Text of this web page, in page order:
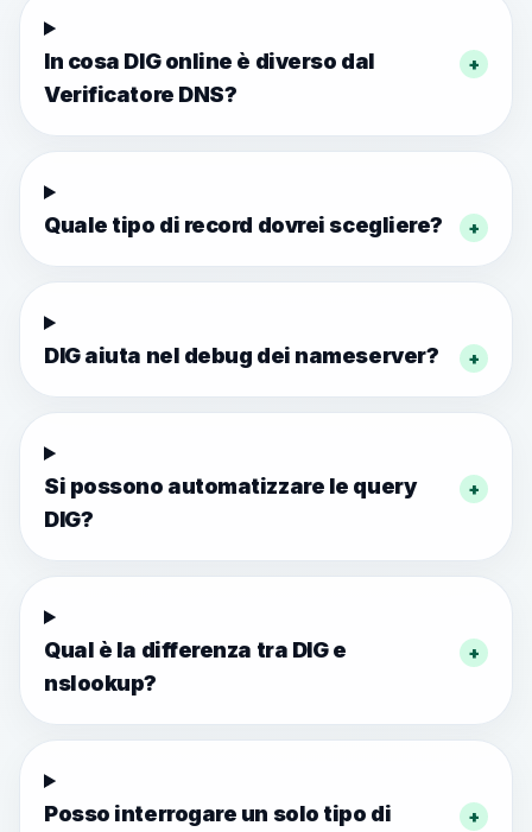
In cosa DIG online è diverso dal
Verificatore DNS?
+
Quale tipo di record dovrei scegliere? +
DIG aiuta nel debug dei nameserver? +
Si possono automatizzare le query
DIG?
+
Qual è la differenza tra DIG e
nslookup?
+
Posso interrogare un solo tipo di
+